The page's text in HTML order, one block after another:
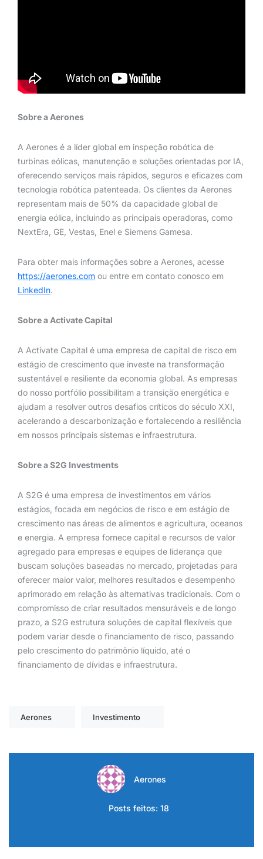
Sobre a Aerones
A Aerones é a líder global em inspeção robótica de
turbinas eólicas, manutenção e soluções orientadas por IA,
oferecendo serviços mais rápidos, seguros e eficazes com
tecnologia robótica patenteada. Os clientes da Aerones
representam mais de 50% da capacidade global de
energia eólica, incluindo as principais operadoras, como
NextEra, GE, Vestas, Enel e Siemens Gamesa.
Para obter mais informações sobre a Aerones, acesse
https://aerones.com ou entre em contato conosco em
LinkedIn.
Sobre a Activate Capital
A Activate Capital é uma empresa de capital de risco em
estágio de crescimento que investe na transformação
sustentável e resiliente da economia global. As empresas
do nosso portfólio possibilitam a transição energética e
ajudam a resolver outros desafios críticos do século XXI,
acelerando a descarbonização e fortalecendo a resiliência
em nossos principais sistemas e infraestrutura.
Sobre a S2G Investments
A S2G é uma empresa de investimentos em vários
estágios, focada em negócios de risco e em estágio de
crescimento nas áreas de alimentos e agricultura, oceanos
e energia. A empresa fornece capital e recursos de valor
agregado para empresas e equipes de liderança que
buscam soluções baseadas no mercado, projetadas para
oferecer maior valor, melhores resultados e desempenho
aprimorado em relação às alternativas tradicionais. Com o
compromisso de criar resultados mensuráveis e de longo
prazo, a S2G estrutura soluções de capital flexíveis que
podem variar desde o financiamento de risco, passando
pelo crescimento do patrimônio líquido, até o
financiamento de dívidas e infraestrutura.
Aerones Investimento
Aerones
Posts feitos: 18